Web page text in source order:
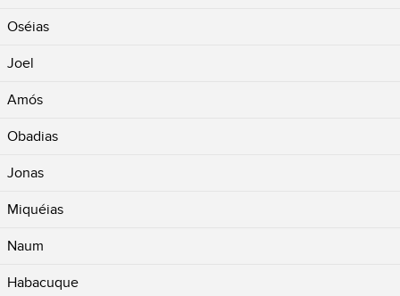
Oséias
Joel
Amós
Obadias
Jonas
Miquéias
Naum
Habacuque